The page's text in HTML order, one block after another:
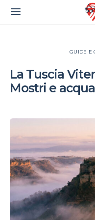
GUIDE E
La Tuscia
Mostri e